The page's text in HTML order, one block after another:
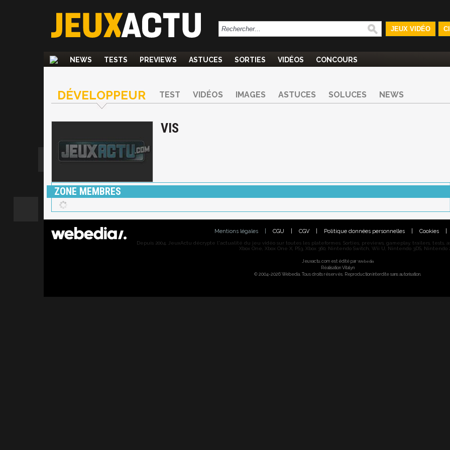
JEUX VIDÉO
NEWS TESTS PREVIEWS ASTUCES SORTIES VIDÉOS CONCOURS
DÉVELOPPEUR TEST VIDÉOS IMAGES ASTUCES SOLUCES NEWS
VIS
ZONE MEMBRES
Mentions légales CGU CGV Politique données personnelles Cookies
Depuis 2004, JeuxActu décrypte l'actualité du jeu vidéo sur toutes les plateformes. Sorties, previews, gameplay, trailers, tests,
Xbox One, Xbox One X, PS3, Xbox 360, Nintendo Switch, Wii U, Nintendo 3DS, Nintendo
Jeuxactu.com est édité par Webedia
Réalisation Vitalyn
© 2004-2026 Webedia. Tous droits réservés. Reproduction interdite sans autorisation.